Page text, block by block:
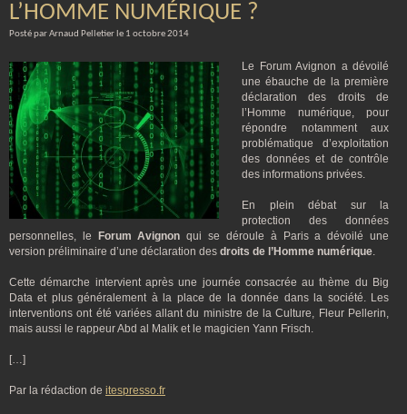
L’HOMME NUMÉRIQUE ?
Posté par Arnaud Pelletier le 1 octobre 2014
Le Forum Avignon a dévoilé
une ébauche de la première
déclaration des droits de
l’Homme numérique, pour
répondre notamment aux
problématique d’exploitation
des données et de contrôle
des informations privées.
En plein débat sur la
protection des données
personnelles, le
Forum Avignon qui se déroule à Paris a dévoilé une
version préliminaire d’une déclaration des droits de l’Homme numérique.
Cette démarche intervient après une journée consacrée au thème du Big
Data et plus généralement à la place de la donnée dans la société. Les
interventions ont été variées allant du ministre de la Culture, Fleur Pellerin,
mais aussi le rappeur Abd al Malik et le magicien Yann Frisch.
[…]
Par la rédaction de itespresso.fr